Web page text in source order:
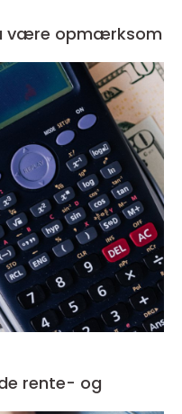
være opmærksom
rente- og